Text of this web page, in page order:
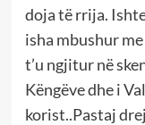
doja të rrija.
isha mbushur
t’u ngjitur në
Këngëve dhe i
korist..Pastaj